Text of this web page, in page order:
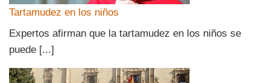
Tartamudez en los niños
Expertos afirman que la tartamudez en los niños se
puede [...]